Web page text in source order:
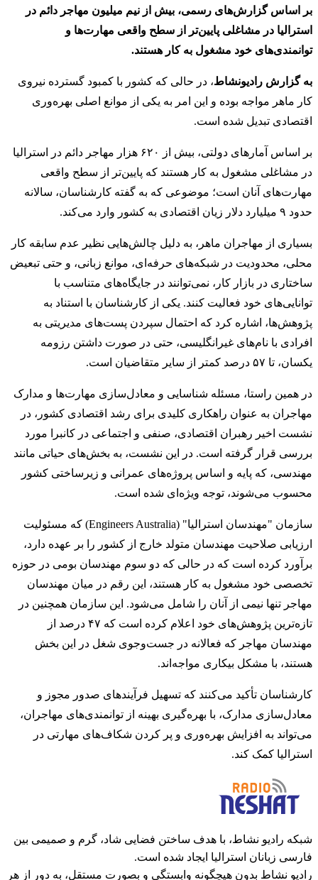
بر اساس گزارش‌های رسمی، بیش از نیم میلیون مهاجر دائم در
استرالیا در مشاغلی پایین‌تر از سطح واقعی مهارت‌ها و
توانمندی‌های خود مشغول به کار هستند.
به گزارش رادیونشاط، در حالی که کشور با کمبود گسترده نیروی
کار ماهر مواجه بوده و این امر به یکی از موانع اصلی بهره‌وری
اقتصادی تبدیل شده است.
بر اساس آمارهای دولتی، بیش از ۶۲۰ هزار مهاجر دائم در استرالیا
در مشاغلی مشغول به کار هستند که پایین‌تر از سطح واقعی
مهارت‌های آنان است؛ موضوعی که به گفته کارشناسان، سالانه
حدود ۹ میلیارد دلار زیان اقتصادی به کشور وارد می‌کند.
بسیاری از مهاجران ماهر، به دلیل چالش‌هایی نظیر عدم سابقه کار
محلی، محدودیت در شبکه‌های حرفه‌ای، موانع زبانی، و حتی تبعیض
ساختاری در بازار کار، نمی‌توانند در جایگاه‌های متناسب با
توانایی‌های خود فعالیت کنند. یکی از کارشناسان با استناد به
پژوهش‌ها، اشاره کرد که احتمال سپردن پست‌های مدیریتی به
افرادی با نام‌های غیرانگلیسی، حتی در صورت داشتن رزومه
یکسان، تا ۵۷ درصد کمتر از سایر متقاضیان است.
در همین راستا، مسئله شناسایی و معادل‌سازی مهارت‌ها و مدارک
مهاجران به عنوان راهکاری کلیدی برای رشد اقتصادی کشور، در
نشست اخیر رهبران اقتصادی، صنفی و اجتماعی در کانبرا مورد
بررسی قرار گرفته است. در این نشست، به بخش‌های حیاتی مانند
مهندسی، که پایه و اساس پروژه‌های عمرانی و زیرساختی کشور
محسوب می‌شوند، توجه ویژه‌ای شده است.
سازمان "مهندسان استرالیا" (Engineers Australia) که مسئولیت
ارزیابی صلاحیت مهندسان متولد خارج از کشور را بر عهده دارد،
برآورد کرده است که در حالی که دو سوم مهندسان بومی در حوزه
تخصصی خود مشغول به کار هستند، این رقم در میان مهندسان
مهاجر تنها نیمی از آنان را شامل می‌شود. این سازمان همچنین در
تازه‌ترین پژوهش‌های خود اعلام کرده است که ۴۷ درصد از
مهندسان مهاجر که فعالانه در جست‌وجوی شغل در این بخش
هستند، با مشکل بیکاری مواجه‌اند.
کارشناسان تأکید می‌کنند که تسهیل فرآیندهای صدور مجوز و
معادل‌سازی مدارک، با بهره‌گیری بهینه از توانمندی‌های مهاجران،
می‌تواند به افزایش بهره‌وری و پر کردن شکاف‌های مهارتی در
استرالیا کمک کند.
شبکه رادیو نشاط، با هدف ساختن فضایی شاد، گرم و صمیمی بین
فارسی زبانان استرالیا ایجاد شده است.
رادیو نشاط بدون هیچگونه وابستگی و بصورت مستقل، به دور از هر